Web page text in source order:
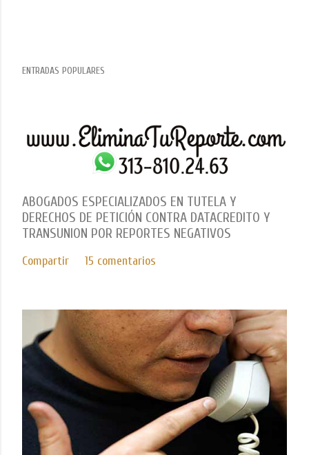
ENTRADAS POPULARES
ABOGADOS ESPECIALIZADOS EN TUTELA Y
DERECHOS DE PETICIÓN CONTRA DATACREDITO Y
TRANSUNION POR REPORTES NEGATIVOS
Compartir 15 comentarios